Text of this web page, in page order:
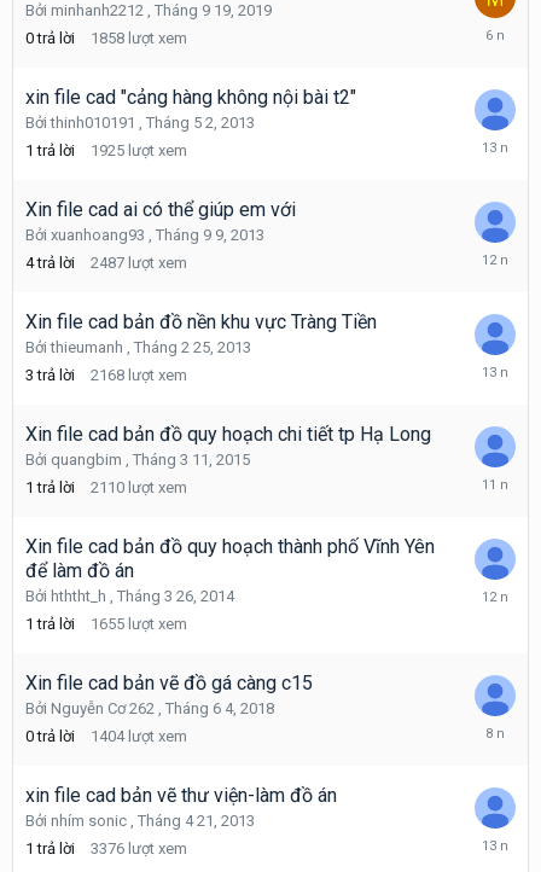
Bởi minhanh2212 , Tháng 9 19, 2019
0 trả lời 1858 lượt xem
Tháng
2019
xin file cad "cảng hàng không nội bài t2"
Bởithinh010191 , Tháng 5 2, 2013
1 trả lời 1925 lượt xem
Tháng
2013
Xin file cad ai có thể giúp em với
Bởi xuanhoang93 , Tháng 9 9, 2013
4 trả lời 2487 lượt xem
Tháng
2013
Xin file cad bản đồ nền khu vực Tràng Tiền
Bởithieumanh , Tháng 2 25, 2013
3 trả lời 2168 lượt xem
Tháng
2013
Xin file cad bản đồ quy hoạch chi tiết tp Hạ Long
Bởi quangbim , Tháng 3 11, 2015
1 trả lời 2110 lượt xem
Tháng
2015
Xin file cad bản đồ quy hoạch thành phố Vĩnh Yên
để làm đồ án
Bởi hththt_h , Tháng 3 26, 2014
1 trả lời 1655 lượt xem
Tháng
Xin file cad bản vẽ đồ gá càng c15
Bởi Nguyễn Cơ 262 , Tháng 6 4, 2018
0 trả lời 1404 lượt xem
Tháng
2018
xin file cad bản vẽ thư viện-làm đồ án
Bởi nhím sonic , Tháng 4 21, 2013
1 trả lời 3376 lượt xem
Tháng